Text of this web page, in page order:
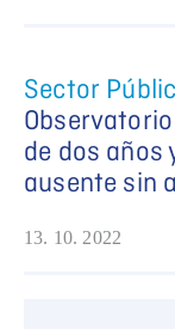
Sector
Observatorio
de dos años
ausente sin
13. 10. 2022